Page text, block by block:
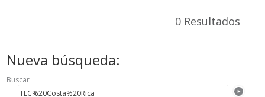
0 Resultados
Nueva búsqueda:
Buscar